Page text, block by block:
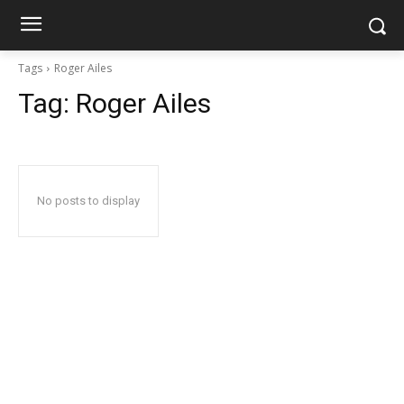
Tags Roger Ailes
Tag: Roger Ailes
No posts to display